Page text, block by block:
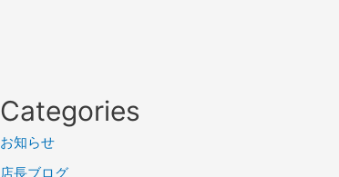
Categories
お知らせ
店長ブログ